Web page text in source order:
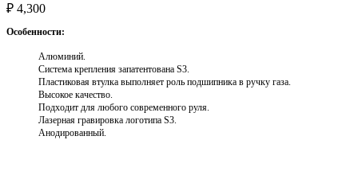
₽ 4,300
Особенности:
Алюминий.
Система крепления запатентована S3.
Пластиковая втулка выполняет роль подшипника в ручку газа.
Высокое качество.
Подходит для любого современного руля.
Лазерная гравировка логотипа S3.
Анодированный.